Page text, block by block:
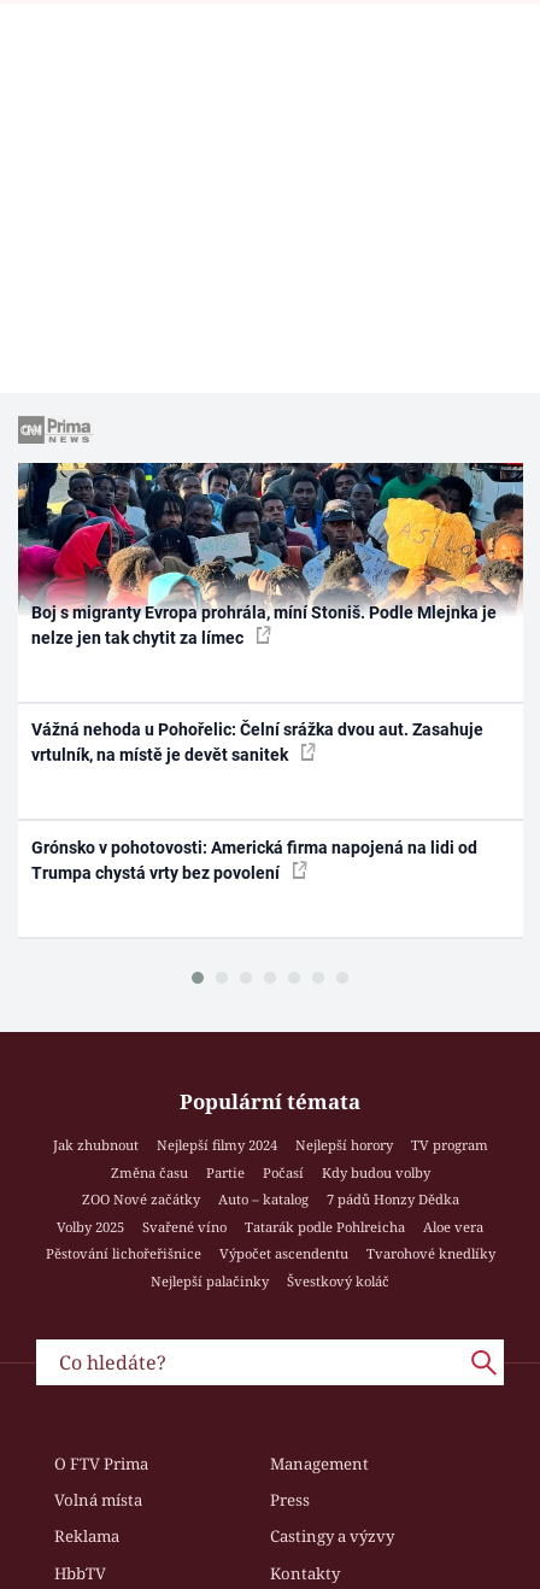
Boj s migranty Evropa prohrála, míní Stoniš. Podle Mlejnka je
nelze jen tak chytit za límec
Vážná nehoda u Pohořelic: Čelní srážka dvou aut. Zasahuje
vrtulník, na místě je devět sanitek
Grónsko v pohotovosti: Americká firma napojená na lidi od
Trumpa chystá vrty bez povolení
Populární témata
Jak zhubnout Nejlepší filmy 2024 Nejlepší horory
TV program
Změna času
Partie Počasí
Kdy budou volby
ZOO Nové začátky
Auto – katalog
7 pádů Honzy Dědka
Volby 2025
Svařené víno Tatarák podle Pohlreicha
Aloe vera
Pěstování lichořeřišnice
Výpočet ascendentu
Tvarohové knedlíky
Nejlepší palačinky
Švestkový koláč
O FTV Prima
Management
Volná místa
Press
Reklama
Castingy a výzvy
HbbTV
Kontakty